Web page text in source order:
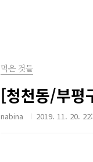
먹은 것들
[청천동/부평
nabina 2019. 11. 20.